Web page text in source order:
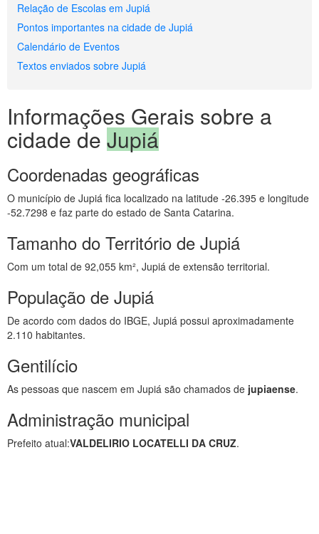
Relação de Escolas em Jupiá
Pontos importantes na cidade de Jupiá
Calendário de Eventos
Textos enviados sobre Jupiá
Informações Gerais sobre a
cidade de Jupiá
Coordenadas geográficas
O município de Jupiá fica localizado na latitude -26.395 e longitude
-52.7298 e faz parte do estado de Santa Catarina.
Tamanho do Território de Jupiá
Com um total de 92,055 km², Jupiá de extensão territorial.
População de Jupiá
De acordo com dados do IBGE, Jupiá possui aproximadamente
2.110 habitantes.
Gentilício
As pessoas que nascem em Jupiá são chamados de jupiaense.
Administração municipal
Prefeito atual:VALDELIRIO LOCATELLI DA CRUZ.